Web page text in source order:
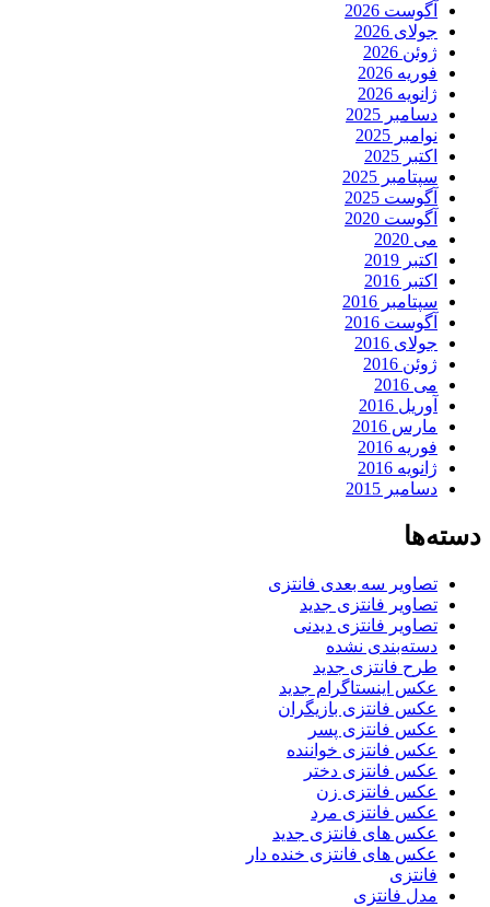
آگوست 2026
جولای 2026
ژوئن 2026
فوریه 2026
ژانویه 2026
دسامبر 2025
نوامبر 2025
اکتبر 2025
سپتامبر 2025
آگوست 2025
آگوست 2020
می 2020
اکتبر 2019
اکتبر 2016
سپتامبر 2016
آگوست 2016
جولای 2016
ژوئن 2016
می 2016
آوریل 2016
مارس 2016
فوریه 2016
ژانویه 2016
دسامبر 2015
دسته‌ها
تصاویر سه بعدی فانتزی
تصاویر فانتزی جدید
تصاویر فانتزی دیدنی
دسته‌بندی نشده
طرح فانتزی جدید
عکس اینستاگرام جدید
عکس فانتزی بازیگران
عکس فانتزی پسر
عکس فانتزی خواننده
عکس فانتزی دختر
عکس فانتزی زن
عکس فانتزی مرد
عکس های فانتزی جدید
عکس های فانتزی خنده دار
فانتزی
مدل فانتزی